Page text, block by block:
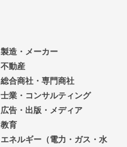
製造・メーカー
不動産
総合商社・専門商社
士業・コンサルティング
広告・出版・メディア
教育
エネルギー（電力・ガス・水